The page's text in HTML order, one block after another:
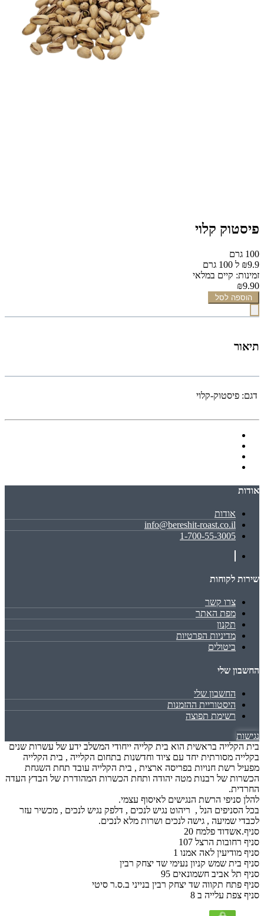
פיסטוק קלוי
100 גרם
₪9.9 ל 100 גרם
זמינות: קיים במלאי
₪9.90
הוספה לסל
תיאור
דגם: פיסטוק-קלוי
אודות
אודות
info@bereshit-roast.co.il
1-700-55-3005
שירות לקוחות
צרו קשר
מפת האתר
תקנון
מדיניות הפרטיות
ביטולים
החשבון שלי
החשבון שלי
היסטוריית ההזמנות
רשימת תפוצה
נגישות
בית הקלייה בראשית הוא בית קלייה ייחודי המשלב ידע של עשרות שנים
בקלייה מסורתית יחד עם ציוד וחדשנות בתחום הקלייה , בית הקלייה
מפעיל רשת חנויות בפריסה ארצית , בית הקלייה עובד תחת השגחת
הכשרות של רבנות מטה יהודה ותחת הכשרות המהודרת של הבדץ העדה
החרדית.
להלן סניפי הרשת הנגישים לאיסוף עצמי.
בכל הסניפים הנל , ריהוט נגיש לנכים , דלפק נגיש לנכים , מכשיר עזר
לכבדי שמיעה , גישה לנכים ושרות מלא לנכים.
סניף.אשדוד פלמח 20
סניף רחובות הרצל 107
סניף מודיעין לאה אמנו 1
סניף בית שמש קניון נעימי שד יצחק רבין
סניף תל אביב חשמונאים 95
סניף פתח תקווה שד יצחק רבין בנייני ב.ס.ר סיטי
סניף צפת עלייה ב 8